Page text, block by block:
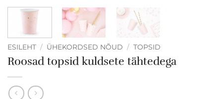
ESILEHT / ÜHEKORDSED NÕUD / TOPSID
Roosad topsid kuldsete tähtedega